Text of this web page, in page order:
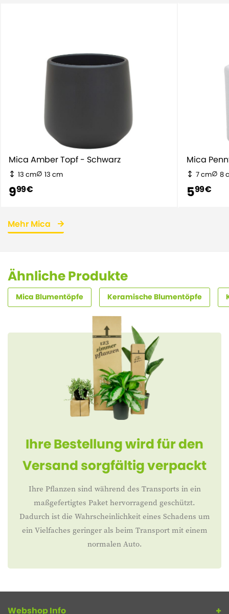
Mica Amber Topf - Schwarz
13 cm 13 cm
999 €
7 cm 8
599 €
Mehr Mica
Ähnliche Produkte
Mica Blumentöpfe Keramische Blumentöpfe
Ihre Bestellung wird für den
Versand sorgfältig verpackt
Ihre Pflanzen sind während des Transports in ein
maßgefertigtes Paket hervorragend geschützt.
Dadurch ist die Wahrscheinlichkeit eines Schadens um
ein Vielfaches geringer als beim Transport mit einem
normalen Auto.
Webshop Info